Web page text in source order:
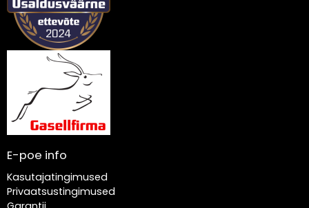
E-poe info
Kasutajatingimused
Privaatsustingimused